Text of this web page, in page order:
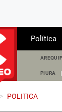
Política
PIURA
> POLITICA